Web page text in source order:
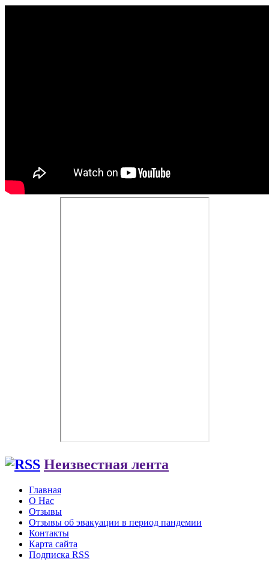
Неизвестная лента
Главная
О Нас
Отзывы
Отзывы об эвакуации в период пандемии
Контакты
Карта сайта
Подписка RSS